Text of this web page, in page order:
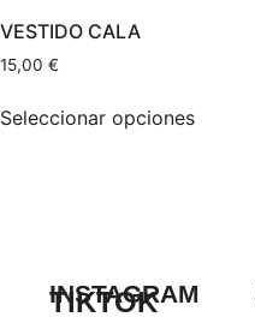
VESTIDO CALA
15,00 €
Seleccionar opciones
INSTAGRAM
TIKTOK